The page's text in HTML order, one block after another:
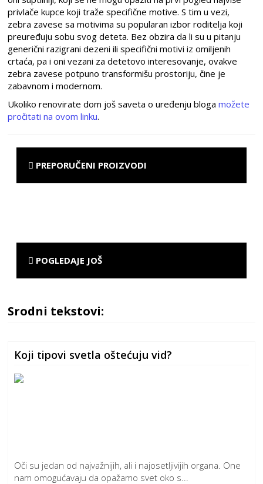
privlače kupce koji traže specifične motive. S tim u vezi,
zebra zavese sa motivima su popularan izbor roditelja koji
preuređuju sobu svog deteta. Bez obzira da li su u pitanju
generični razigrani dezeni ili specifični motivi iz omiljenih
crtaća, pa i oni vezani za detetovo interesovanje, ovakve
zebra zavese potpuno transformišu prostoriju, čine je
zabavnom i modernom.
Ukoliko renovirate dom još saveta o uređenju blogamožete
pročitati na ovom linku.
PREPORUČENI PROIZVODI
POGLEDAJE JOŠ
Srodni tekstovi:
Koji tipovi svetla oštećuju vid?
Oči su jedan od najvažnijih, ali i najosetljivijih organa. One
nam omogućavaju da opažamo svet oko s...